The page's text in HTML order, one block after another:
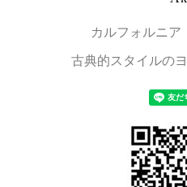
カルフォルニア
古典的スタイルの